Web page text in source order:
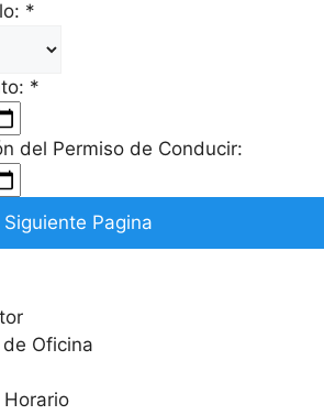
*
*
del Permiso de Conducir:
Siguiente Pagina
Oficina
Horario